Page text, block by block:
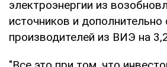
электроэнергии из
источников и дополнительно
производителей из ВИЭ на